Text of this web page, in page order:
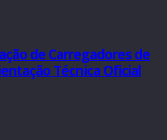
de Carregadores de
Técnica Oficial